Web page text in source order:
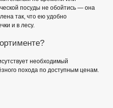
посуды не обойтись — она
так, что ею удобно
и в лесу.
необходимый
похода по доступным ценам.